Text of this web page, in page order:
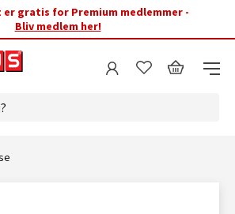
er gratis for Premium medlemmer -
Bliv medlem her!